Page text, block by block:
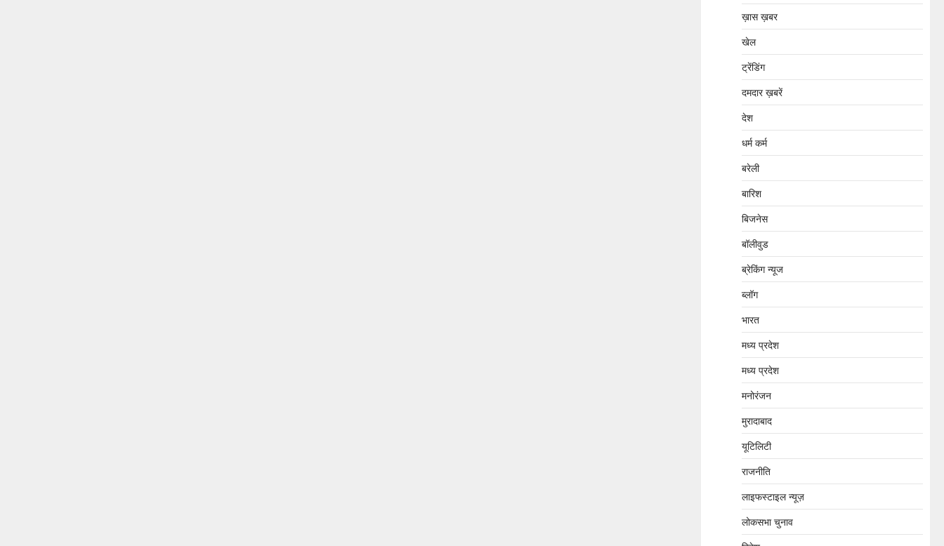
ख़ास ख़बर
खेल
ट्रेंडिंग
दमदार ख़बरें
देश
धर्म कर्म
बरेली
बारिश
बिजनेस
बॉलीवुड
ब्रेकिंग न्यूज
ब्लॉग
भारत
मध्य प्रदेश
मध्य प्रदेश
मनोरंजन
मुरादाबाद
यूटिलिटी
राजनीति
लाइफस्टाइल न्यूज़
लोकसभा चुनाव